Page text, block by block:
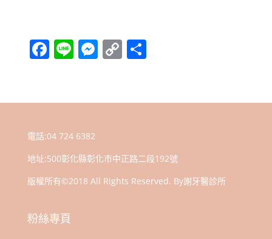
F
e
b
o
o
k
Li M
e
er
C
y
k
分
電話:04 724 6382
地址:500彰化縣彰化市中正路二段192號
版權所有©2018 All Rights Reserved. By謝牙醫診所
粉絲專頁